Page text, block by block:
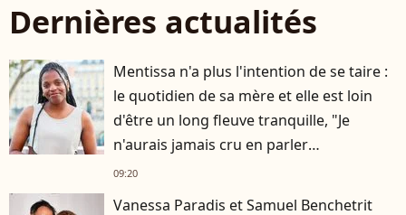
Dernières actualités
Mentissa n'a plus l'intention de se taire :
le quotidien de sa mère et elle est loin
d'être un long fleuve tranquille, "Je
n'aurais jamais cru en parler
publiquement"
09:20
Vanessa Paradis et Samuel Benchetrit